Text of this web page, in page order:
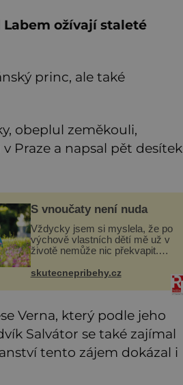
ožívají staleté
princ, ale také
obeplul zeměkouli,
Praze a napsal pět desítek
S vnoučaty není nuda
Vždycky jsem si myslela, že po
výchově vlastních dětí mě už v
životě nemůže nic překvapit.
Byl to omyl! Jenže vnoučata
mě přesvědčila o opaku. Můj
hlídání sedmiletého Tobiáš
skutecnepribehy.cz
Verna, který podle jeho
Salvátor se také zajímal
tento zájem dokázal i